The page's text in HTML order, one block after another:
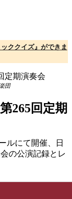
ククイズ』ができま
団
265回定期
ルにて開催、日
の公演記録とレ